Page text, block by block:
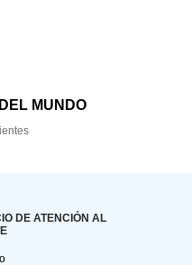
MUNDO
DE ATENCIÓN AL